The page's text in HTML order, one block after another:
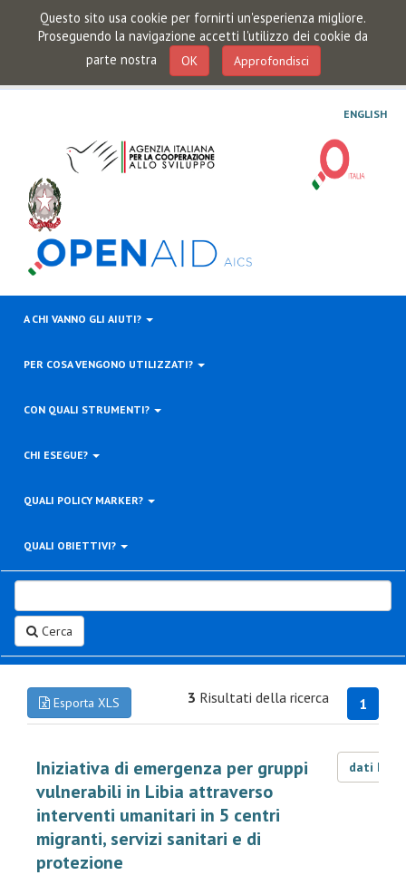
Questo sito usa cookie per fornirti un'esperienza migliore.
Proseguendo la navigazione accetti l'utilizzo dei cookie da
parte nostra
OK Approfondisci
ENGLISH
A CHI VANNO GLI AIUTI?
PER COSA VENGONO UTILIZZATI?
CON QUALI STRUMENTI?
CHI ESEGUE?
QUALI POLICY MARKER?
QUALI OBIETTIVI?
Cerca
Esporta XLS 1
3 Risultati della ricerca
Iniziativa di emergenza per gruppi
vulnerabili in Libia attraverso
interventi umanitari in 5 centri
migranti, servizi sanitari e di
protezione
dati LOD